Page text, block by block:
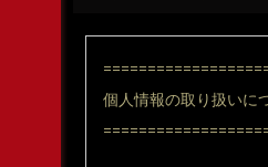
個人情報の取り扱いに